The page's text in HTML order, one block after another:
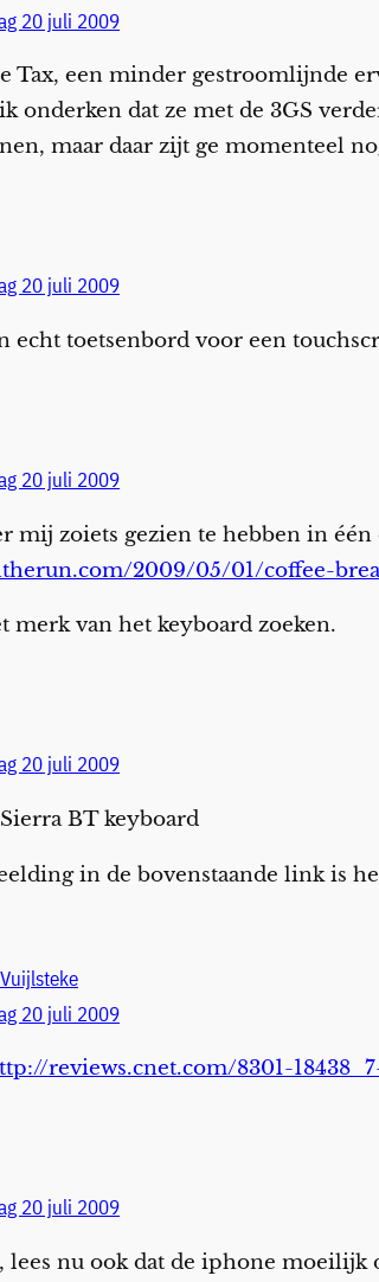
20 juli 2009
Tax, een minder gestroomlijnde
onderken dat ze met de 3GS
maar daar zijt ge momenteel
20 juli 2009
echt toetsenbord voor een
20 juli 2009
mij zoiets gezien te hebben in één
2009/05/01/coffee-
merk van het keyboard zoeken.
20 juli 2009
BT keyboard
in de bovenstaande link is
20 juli 2009
reviews.cnet.com/8301-
20 juli 2009
lees nu ook dat de iphone moeilijk